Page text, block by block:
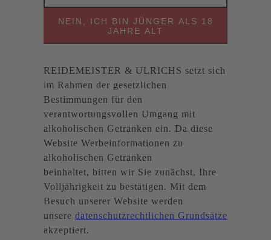
NEIN, ICH BIN JÜNGER ALS 18
JAHRE ALT
REIDEMEISTER & ULRICHS setzt sich
im Rahmen der gesetzlichen
Bestimmungen für den
verantwortungsvollen Umgang mit
alkoholischen Getränken ein. Da diese
Website Werbeinformationen zu
alkoholischen Getränken
beinhaltet, bitten wir Sie zunächst, Ihre
Volljährigkeit zu bestätigen. Mit dem
Besuch unserer Website werden
unsere datenschutzrechtlichen Grundsätze
akzeptiert.